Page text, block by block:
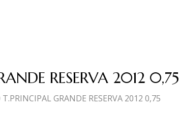
RESERVA 2012 0,75
GRANDE RESERVA 2012 0,75